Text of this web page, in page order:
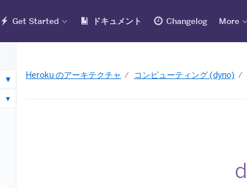
Get Started ドキュメント Changelog More
Heroku のアーキテクチャ コンピューティング (dyno)